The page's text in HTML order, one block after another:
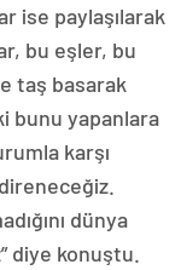
ise paylaşılarak
bu eşler, bu
taş basarak
bunu yapanlara
karşı
dünya
diye konuştu.